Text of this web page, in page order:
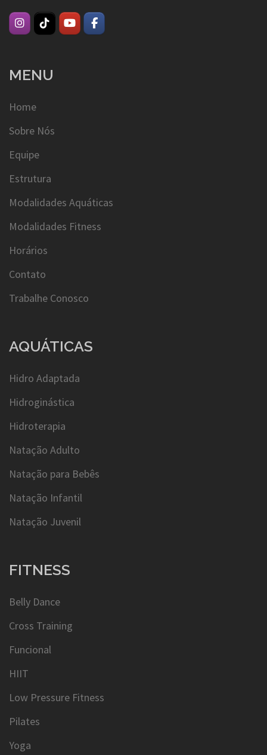
MENU
Home
Sobre Nós
Equipe
Estrutura
Modalidades Aquáticas
Modalidades Fitness
Horários
Contato
Trabalhe Conosco
AQUÁTICAS
Hidro Adaptada
Hidroginástica
Hidroterapia
Natação Adulto
Natação para Bebês
Natação Infantil
Natação Juvenil
FITNESS
Belly Dance
Cross Training
Funcional
HIIT
Low Pressure Fitness
Pilates
Yoga